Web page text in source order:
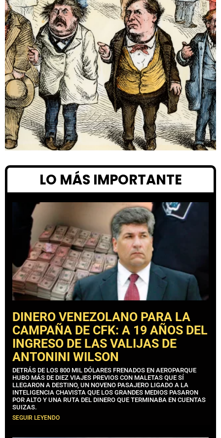
LO MÁS IMPORTANTE
DINERO VENEZOLANO PARA LA
CAMPAÑA DE CFK: A 19 AÑOS DEL
INGRESO DE LAS VALIJAS DE
ANTONINI WILSON
DETRÁS DE LOS 800 MIL DÓLARES FRENADOS EN AEROPARQUE
HUBO MÁS DE DIEZ VIAJES PREVIOS CON MALETAS QUE SÍ
LLEGARON A DESTINO, UN NOVENO PASAJERO LIGADO A LA
INTELIGENCIA CHAVISTA QUE LOS GRANDES MEDIOS PASARON
POR ALTO Y UNA RUTA DEL DINERO QUE TERMINABA EN CUENTAS
SUIZAS.
SEGUIR LEYENDO